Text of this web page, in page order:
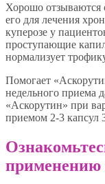
Хорошо отзываются
его для лечения
куперозе у
проступающие
нормализует
Помогает
недельного приема
«Аскорутин» при
приемом 2-3 капсул
применению